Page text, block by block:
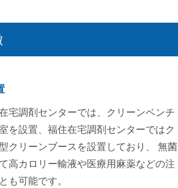
宅調剤センターでは、クリーンベンチ
を設置、福住在宅調剤センターではク
クリーンブースを設置しており、 無菌
高カロリー輸液や医療用麻薬などの注
も可能です。